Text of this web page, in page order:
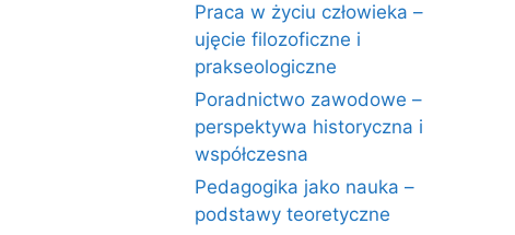
Praca w życiu człowieka –
ujęcie filozoficzne i
prakseologiczne
Poradnictwo zawodowe –
perspektywa historyczna i
współczesna
Pedagogika jako nauka –
podstawy teoretyczne